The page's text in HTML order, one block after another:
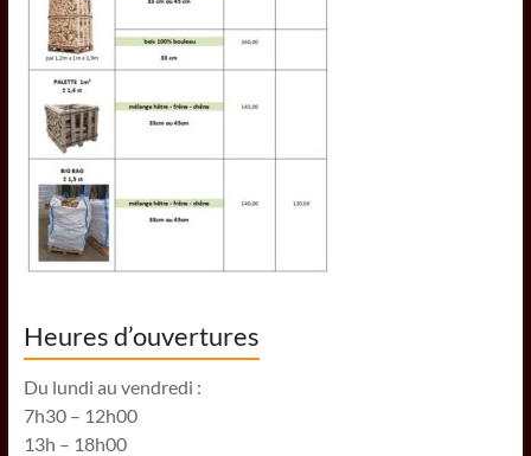
Heures d’ouvertures
Du lundi au vendredi :
7h30 – 12h00
13h – 18h00